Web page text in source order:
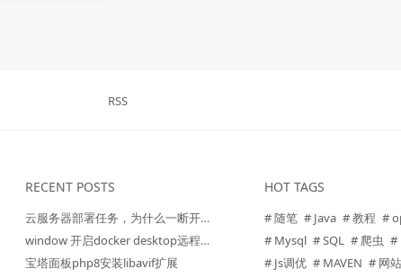
RSS
RECENT POSTS
云服务器部署任务，为什么一断开 SSH 就停了？三种方法让任务持续运行
window 开启docker desktop远程访问
宝塔面板php8安装libavif扩展
HOT TAGS
# 随笔 # Java # 教程 #
# Mysql # SQL # 爬虫 #
# Js调优 # MAVEN # 网